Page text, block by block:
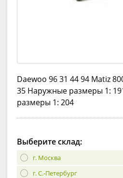
Daewoo 96 31 44 94 Matiz
35 Наружные размеры 1:
размеры 1: 204
Выберите склад:
г. Москва
г. С.-Петербург